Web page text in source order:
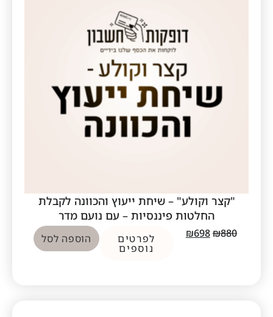
"קצר וקולע" – שיחת ייעוץ והכוונה לקבלת
החלטות פיננסיות – עם נועם מדר
₪880
₪698 לפרטים
נוספים
הוספה לסל